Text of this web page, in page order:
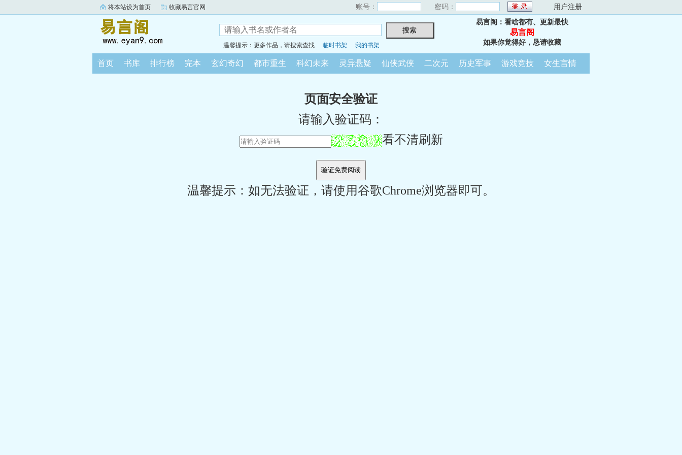
将本站设为首页 收藏易言官网 账号： 密码： 用户注册
温馨提示：更多作品，请搜索查找 临时书架 我的书架
易言阁：看啥都有、更新最快
易言阁
如果你觉得好，恳请收藏
首页 书库 排行榜 完本 玄幻奇幻 都市重生 科幻未来 灵异悬疑 仙侠武侠 二次元 历史军事 游戏竞技 女生言情
页面安全验证
请输入验证码：
看不清刷新
温馨提示：如无法验证，请使用谷歌Chrome浏览器即可。